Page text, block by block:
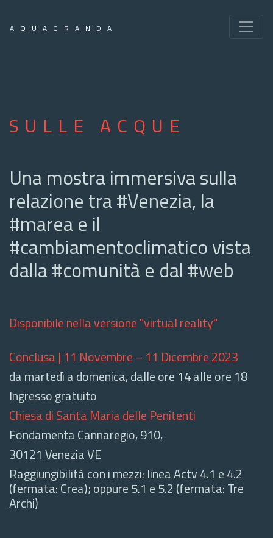
AQUAGRANDA
SULLE ACQUE
Una mostra immersiva sulla
relazione tra #Venezia, la
#marea e il
#cambiamentoclimatico vista
dalla #comunità e dal #web
Disponibile nella versione "virtual reality"
Conclusa | 11 Novembre – 11 Dicembre 2023
da martedì a domenica, dalle ore 14 alle ore 18
Ingresso gratuito
Chiesa di Santa Maria delle Penitenti
Fondamenta Cannaregio, 910,
30121 Venezia VE
Raggiungibilità con i mezzi: linea Actv 4.1 e 4.2
(fermata: Crea); oppure 5.1 e 5.2 (fermata: Tre
Archi)